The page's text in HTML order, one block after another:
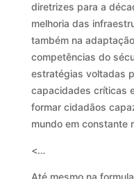
diretrizes para a
melhoria das
também na
competências do
estratégias voltadas
capacidades críticas
formar cidadãos
mundo em constante
<…
Até mesmo na